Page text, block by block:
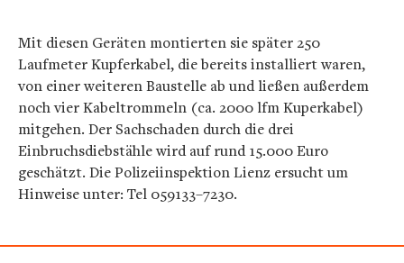
Mit diesen Geräten montierten sie später 250
Laufmeter Kupferkabel, die bereits installiert waren,
von einer weiteren Baustelle ab und ließen außerdem
noch vier Kabeltrommeln (ca. 2000 lfm Kuperkabel)
mitgehen. Der Sachschaden durch die drei
Einbruchsdiebstähle wird auf rund 15.000 Euro
geschätzt. Die Polizeiinspektion Lienz ersucht um
Hinweise unter: Tel 059133–7230.